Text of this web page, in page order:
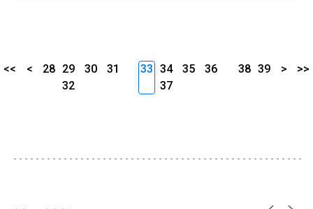
<< < 28 29 30
31
32
33 34 35
36
37
38 39 > >>